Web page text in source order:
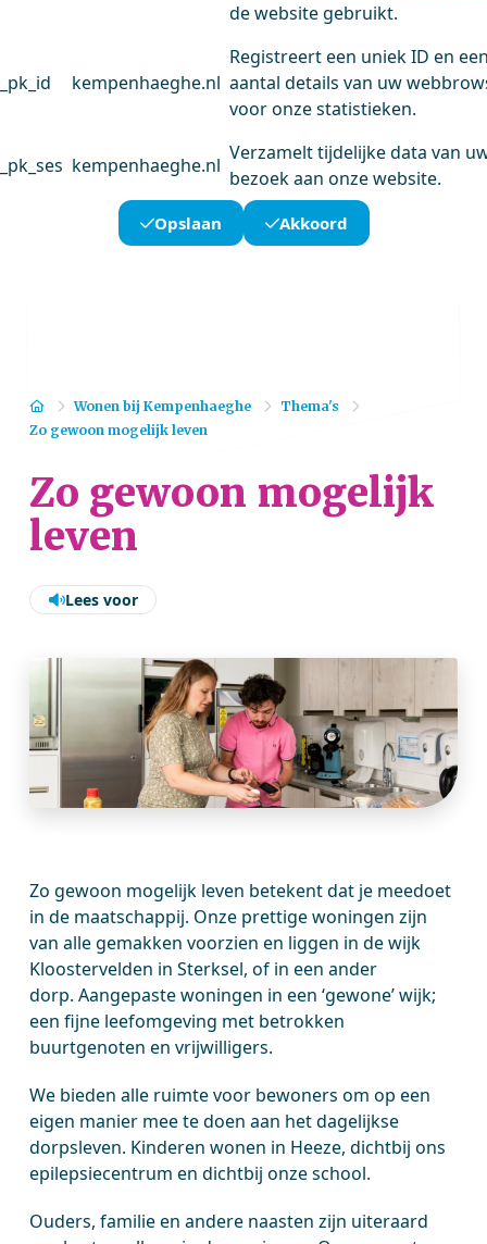
de website gebruikt.
_pk_id kempenhaeghe.nl
Registreert een uniek ID en
aantal details van uw
voor onze statistieken.
_pk_ses kempenhaeghe.nl
Verzamelt tijdelijke data van
bezoek aan onze website.
Opslaan Akkoord
HomeWonen bij Kempenhaeghe
Thema's
Zo gewoon mogelijk leven
Zo gewoon mogelijk
leven
Lees voor
Zo gewoon mogelijk leven betekent dat je meedoet
in de maatschappij. Onze prettige woningen zijn
van alle gemakken voorzien en liggen in de wijk
Kloostervelden in Sterksel, of in een ander
dorp. Aangepaste woningen in een ‘gewone’ wijk;
een fijne leefomgeving met betrokken
buurtgenoten en vrijwilligers.
We bieden alle ruimte voor bewoners om op een
eigen manier mee te doen aan het dagelijkse
dorpsleven. Kinderen wonen in Heeze, dichtbij ons
epilepsiecentrum en dichtbij onze school.
Ouders, familie en andere naasten zijn uiteraard